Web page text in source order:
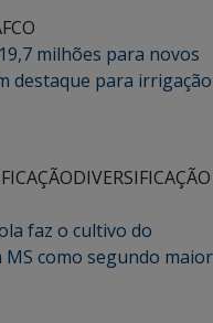
FCO
milhões para novos
destaque para irrigação
DIVERSIFICAÇÃO
faz o cultivo do
como segundo maior